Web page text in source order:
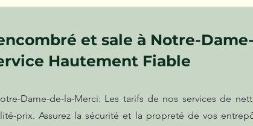
et sale à Notre-
Hautement Fiable
Dame-de-la-Merci: Les tarifs de nos services de
prix. Assurez la sécurité et la propreté de vos